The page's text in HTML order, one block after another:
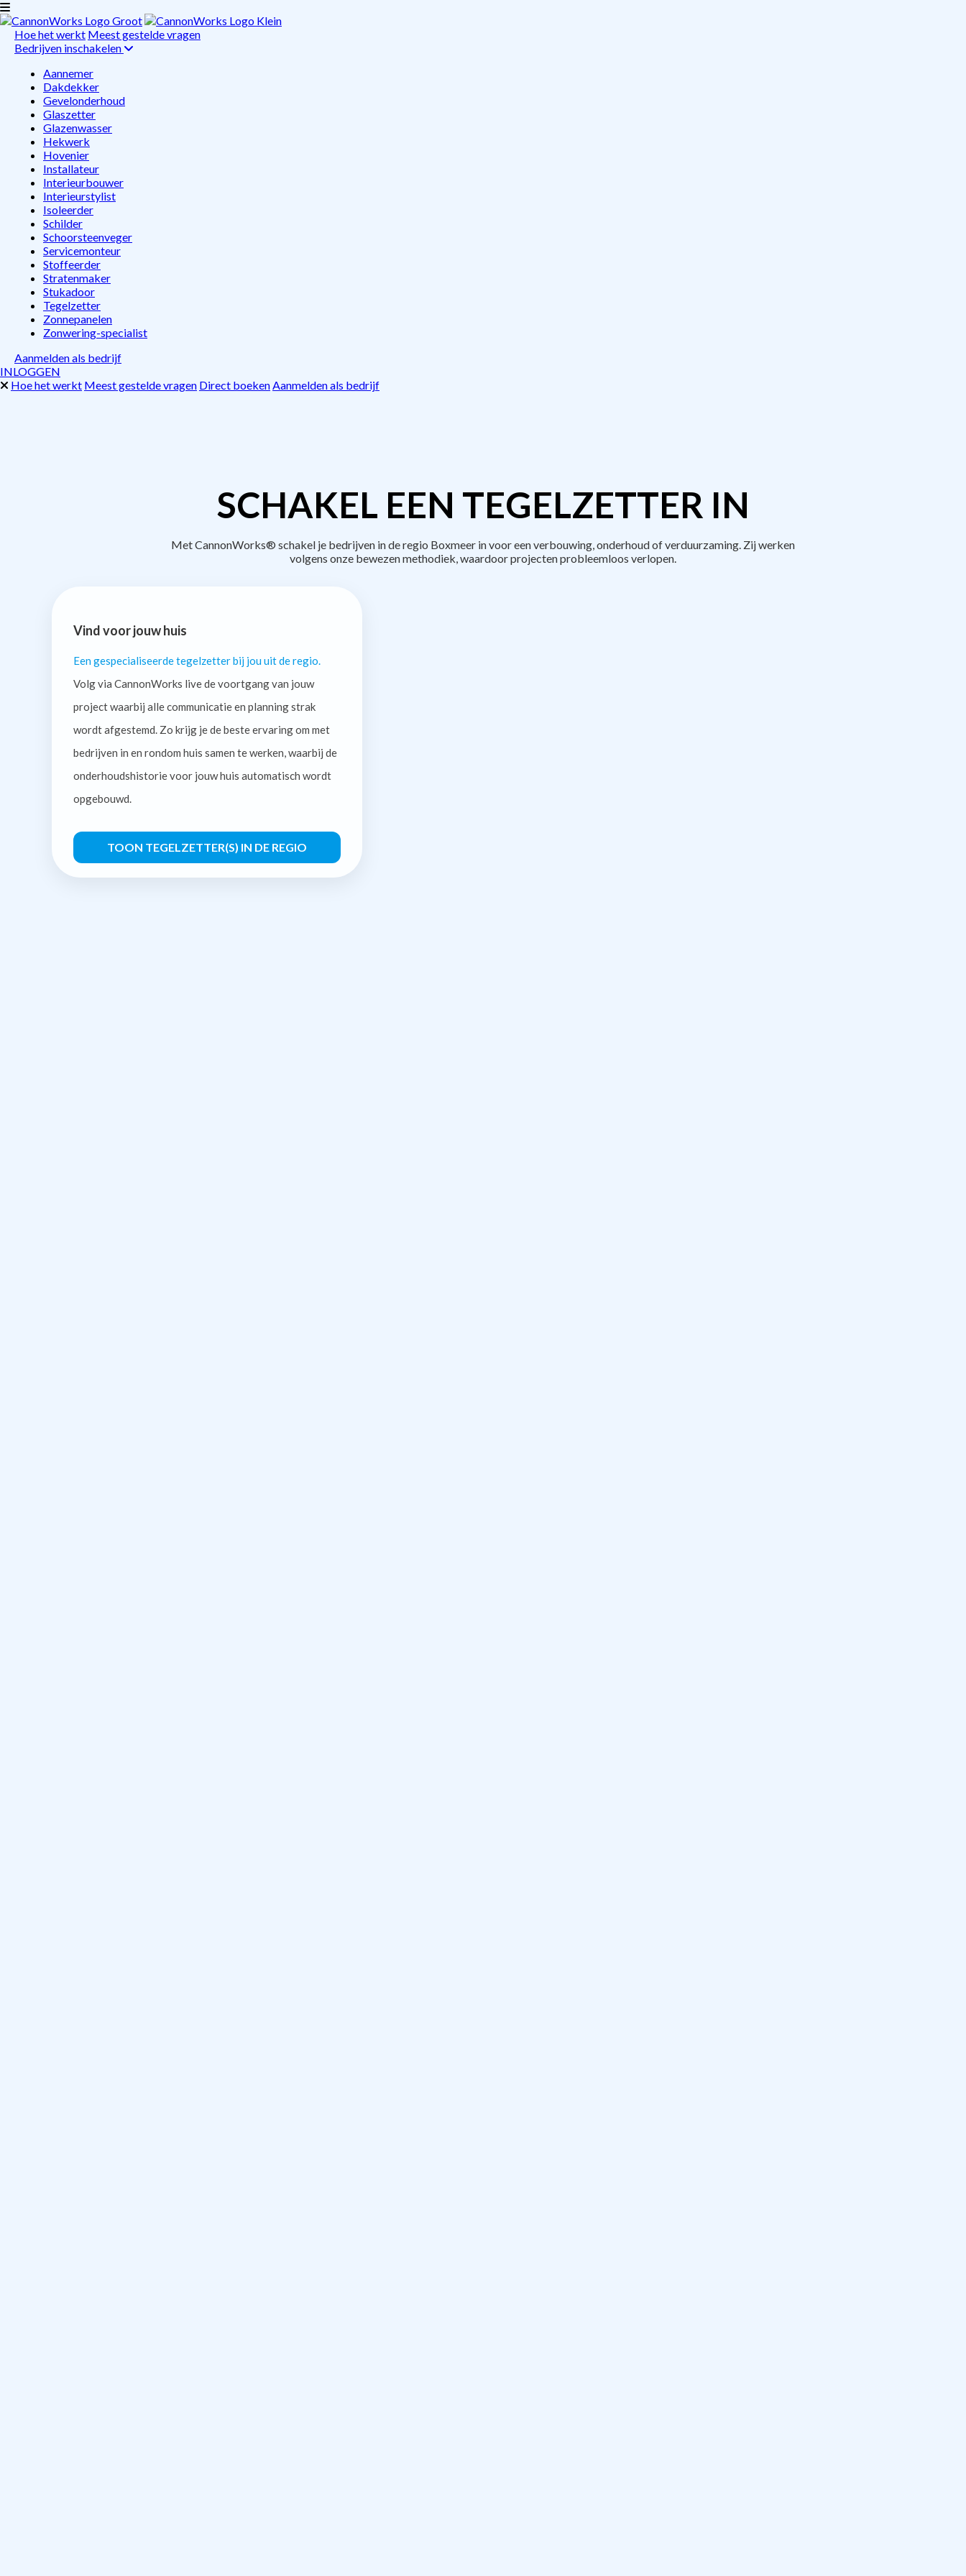
Hoe het werkt Meest gestelde vragen
Bedrijven inschakelen
Aannemer
Dakdekker
Gevelonderhoud
Glaszetter
Glazenwasser
Hekwerk
Hovenier
Installateur
Interieurbouwer
Interieurstylist
Isoleerder
Schilder
Schoorsteenveger
Servicemonteur
Stoffeerder
Stratenmaker
Stukadoor
Tegelzetter
Zonnepanelen
Zonwering-specialist
Aanmelden als bedrijf
INLOGGEN
Hoe het werkt Meest gestelde vragen Direct boekenAanmelden als bedrijf
SCHAKEL EEN TEGELZETTER IN
Met CannonWorks® schakel je bedrijven in de regio Boxmeer in voor een verbouwing, onderhoud of verduurzaming. Zij werken
volgens onze bewezen methodiek, waardoor projecten probleemloos verlopen.
Vind voor jouw huis
Een gespecialiseerde tegelzetter bij jou uit de regio.
Volg via CannonWorks live de voortgang van jouw
project waarbij alle communicatie en planning strak
wordt afgestemd. Zo krijg je de beste ervaring om met
bedrijven in en rondom huis samen te werken, waarbij de
onderhoudshistorie voor jouw huis automatisch wordt
opgebouwd.
TOON TEGELZETTER(S) IN DE REGIO